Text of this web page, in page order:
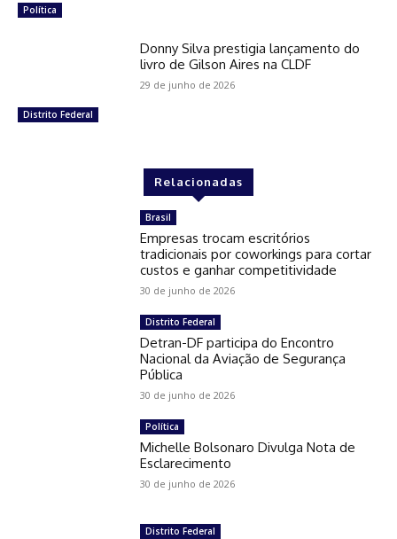
Política
Distrito Federal
Donny Silva prestigia lançamento do
livro de Gilson Aires na CLDF
29 de junho de 2026
Relacionadas
Brasil
Empresas trocam escritórios
tradicionais por coworkings para cortar
custos e ganhar competitividade
30 de junho de 2026
Distrito Federal
Detran-DF participa do Encontro
Nacional da Aviação de Segurança
Pública
30 de junho de 2026
Política
Michelle Bolsonaro Divulga Nota de
Esclarecimento
30 de junho de 2026
Distrito Federal